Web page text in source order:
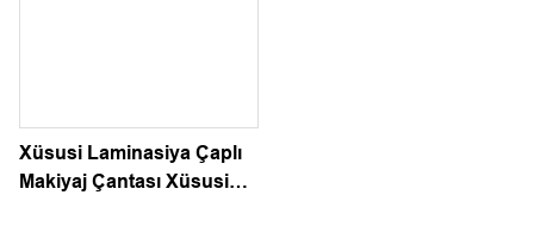
Xüsusi Laminasiya Çaplı
Makiyaj Çantası Xüsusi